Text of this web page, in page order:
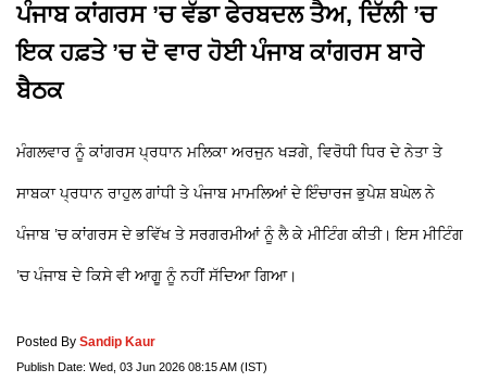
ਪੰਜਾਬ ਕਾਂਗਰਸ ’ਚ ਵੱਡਾ ਫੇਰਬਦਲ ਤੈਅ, ਦਿੱਲੀ ’ਚ
ਇਕ ਹਫ਼ਤੇ ’ਚ ਦੋ ਵਾਰ ਹੋਈ ਪੰਜਾਬ ਕਾਂਗਰਸ ਬਾਰੇ
ਬੈਠਕ
ਮੰਗਲਵਾਰ ਨੂੰ ਕਾਂਗਰਸ ਪ੍ਰਧਾਨ ਮਲਿਕਾ ਅਰਜੁਨ ਖੜਗੇ, ਵਿਰੋਧੀ ਧਿਰ ਦੇ ਨੇਤਾ ਤੇ
ਸਾਬਕਾ ਪ੍ਰਧਾਨ ਰਾਹੁਲ ਗਾਂਧੀ ਤੇ ਪੰਜਾਬ ਮਾਮਲਿਆਂ ਦੇ ਇੰਚਾਰਜ ਭੁਪੇਸ਼ ਬਘੇਲ ਨੇ
ਪੰਜਾਬ ’ਚ ਕਾਂਗਰਸ ਦੇ ਭਵਿੱਖ ਤੇ ਸਰਗਰਮੀਆਂ ਨੂੰ ਲੈ ਕੇ ਮੀਟਿੰਗ ਕੀਤੀ। ਇਸ ਮੀਟਿੰਗ
’ਚ ਪੰਜਾਬ ਦੇ ਕਿਸੇ ਵੀ ਆਗੂ ਨੂੰ ਨਹੀਂ ਸੱਦਿਆ ਗਿਆ।
Posted By Sandip Kaur
Publish Date: Wed, 03 Jun 2026 08:15 AM (IST)